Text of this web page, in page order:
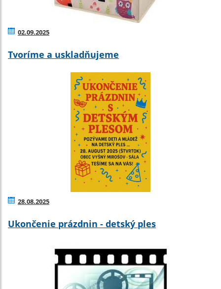
02.09.2025
Tvoríme a uskladňujeme
28.08.2025
Ukončenie prázdnin - detský ples